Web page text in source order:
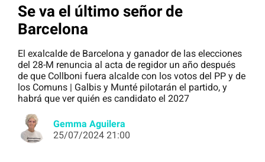
Se va el último señor de
Barcelona
El exalcalde de Barcelona y ganador de las elecciones
del 28-M renuncia al acta de regidor un año después
de que Collboni fuera alcalde con los votos del PP y de
los Comuns | Galbis y Munté pilotarán el partido, y
habrá que ver quién es candidato el 2027
Gemma Aguilera
25/07/2024 21:00